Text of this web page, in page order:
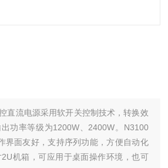
直流电源采用软开关控制技术，转换效
功率等级为1200W、2400W。N3100
界面友好，支持序列功能，方便自动化
机箱，可应用于桌面操作环境，也可